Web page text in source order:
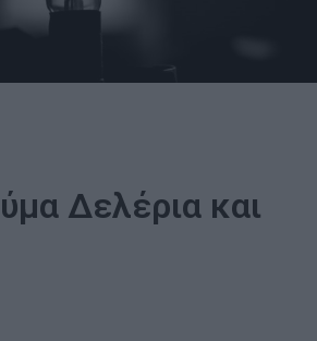
Δελέρια και